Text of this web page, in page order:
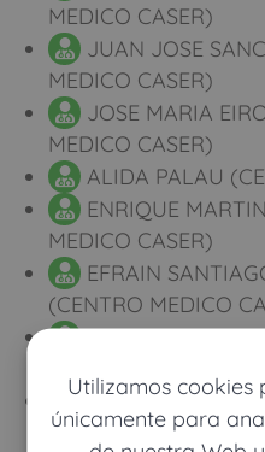
Utilizamos cookies
únicamente para
MEDICO CASER)
JUAN JOSE
MEDICO CASER)
JOSE MARIA
MEDICO CASER)
ALIDA PALAU
ENRIQUE
MEDICO CASER)
EFRAIN
(CENTRO MEDICO
INES LOBO
MONTSERRAT
(CENTRO MEDICO